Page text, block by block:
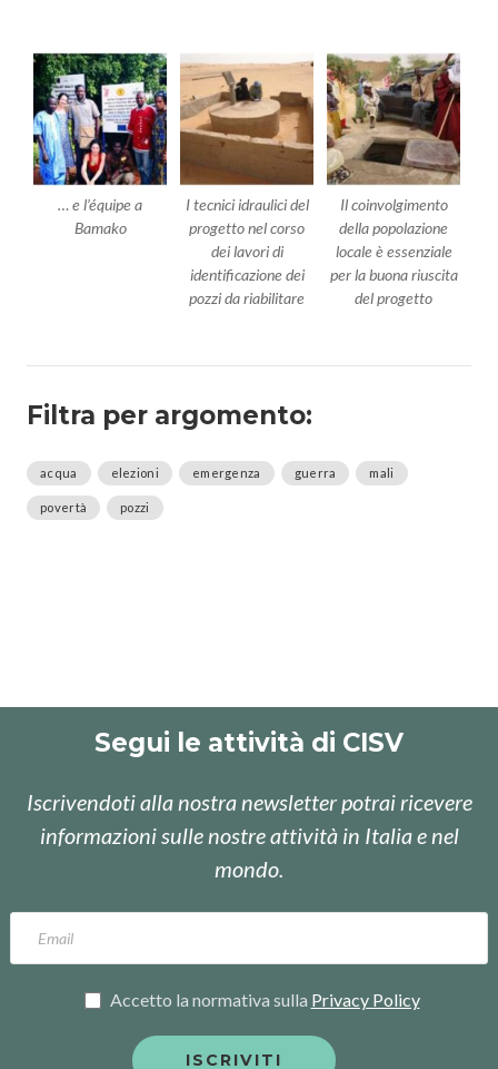
… e l’équipe a
Bamako
I tecnici idraulici del
progetto nel corso
dei lavori di
identificazione dei
pozzi da riabilitare
Il coinvolgimento
della popolazione
locale è essenziale
per la buona riuscita
del progetto
Filtra per argomento:
acqua elezioni emergenza guerra mali
povertà pozzi
Segui le attività di CISV
Iscrivendoti alla nostra newsletter potrai ricevere
informazioni sulle nostre attività in Italia e nel
mondo.
Accetto la normativa sulla Privacy Policy